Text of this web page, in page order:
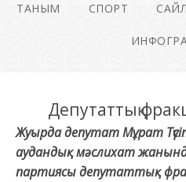
ТАНЫМ СПОРТ
Депутаттық
Жуырда депутат Мұрат
аудандық мәслихат
партиясы депутаттық